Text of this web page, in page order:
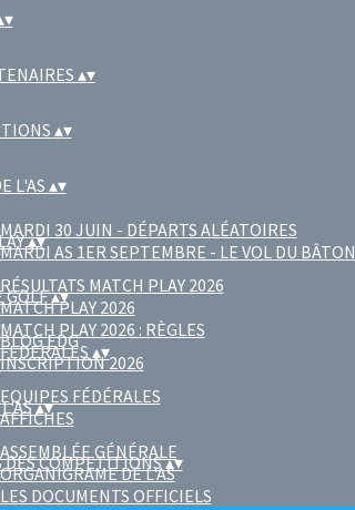
▾
▴▾
▴▾
L'AS ▴▾
MARDI 30 JUIN - DÉPARTS ALÉATOIRES
MARDI AS 1ER SEPTEMBRE - LE VOL DU BÂTON
▴▾
RÉSULTATS MATCH PLAY 2026
MATCH PLAY 2026
MATCH PLAY 2026 : RÈGLES
GOLF▴▾
BLOG EDG
INSCRIPTION 2026
▴▾
EQUIPES FÉDÉRALES
AFFICHES
▴▾
ASSEMBLÉE GÉNÉRALE
ORGANIGRAME DE L'AS
LES DOCUMENTS OFFICIELS
DES COMPETITIONS▴▾